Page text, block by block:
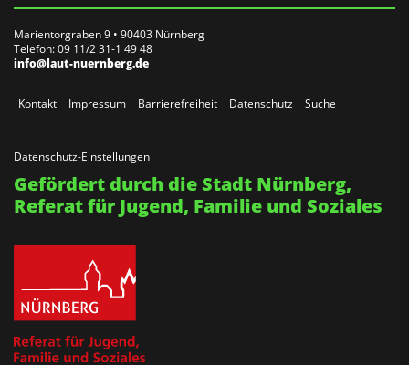
Marientorgraben 9 • 90403 Nürnberg
Telefon: 09 11/2 31-1 49 48
info@laut-nuernberg.de
Kontakt Impressum Barrierefreiheit Datenschutz Suche
Datenschutz-Einstellungen
Gefördert durch die Stadt Nürnberg,
Referat für Jugend, Familie und Soziales